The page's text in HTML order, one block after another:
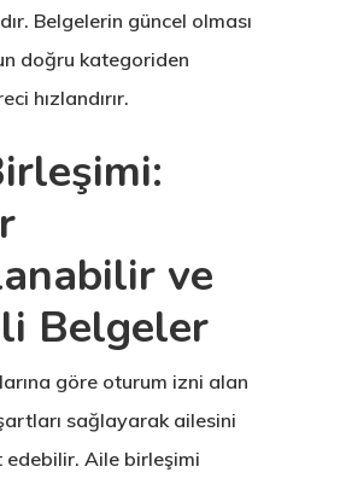
Belgelerin güncel olması
doğru kategoriden
hızlandırır.
ve
Belgeler
göre oturum izni alan
sağlayarak ailesini
edebilir. Aile birleşimi